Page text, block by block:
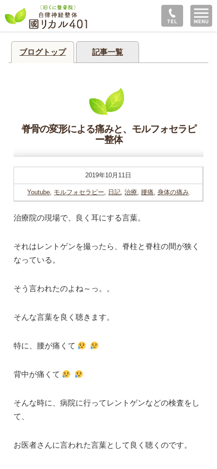
ブログトップ 記事一覧
脊骨の変形による痛みと、モルフォセラピ
ー整体
2019年10月11日
Youtube, モルフォセラピー, 日記,治療, 腰痛,身体の痛み
治療院の現場で、良く耳にする言葉。
それはレントゲンを撮ったら、脊柱と脊柱の間が狭く
なっている。
そう言われたのよね～っ。。
そんな言葉を良く聴きます。
特に、腰が痛くて
背中が痛くて
そんな時に、病院に行ってレントゲンなどの検査をし
て、
お医者さんに言われた言葉として良く聴くのです。